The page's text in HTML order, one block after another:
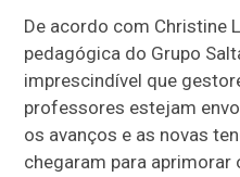
De acordo com Christine
pedagógica do Grupo
imprescindível que
professores estejam
os avanços e as novas
chegaram para aprimorar